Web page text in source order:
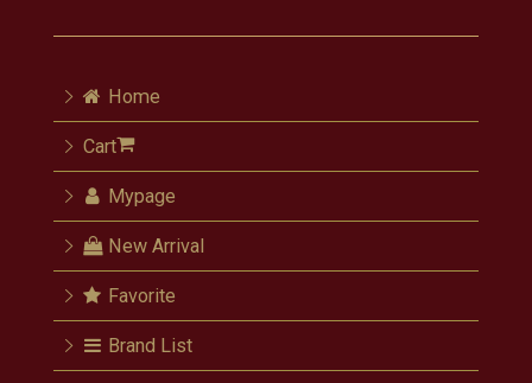
Home
Cart
Mypage
New Arrival
Favorite
Brand List